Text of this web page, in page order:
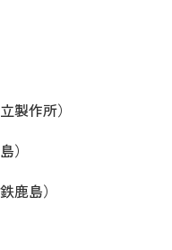
作所）
）
島）